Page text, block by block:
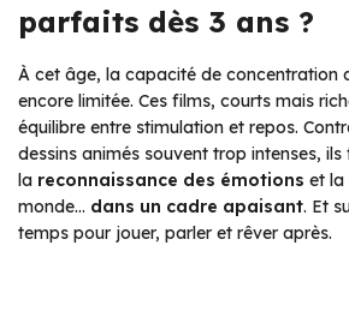
parfaits dès 3 ans ?
À cet âge, la capacité de concentration
encore limitée. Ces films, courts mais
équilibre entre stimulation et repos.
dessins animés souvent trop intenses, ils
la reconnaissance des émotions et la
monde… dans un cadre apaisant. Et
temps pour jouer, parler et rêver après.